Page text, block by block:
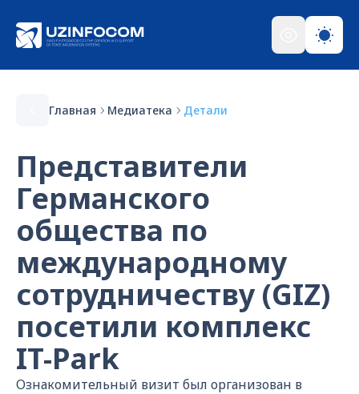
Главная Медиатека Детали
Представители
Германского
общества по
международному
сотрудничеству (GIZ)
посетили комплекс
IT-Park
Ознакомительный визит был организован в